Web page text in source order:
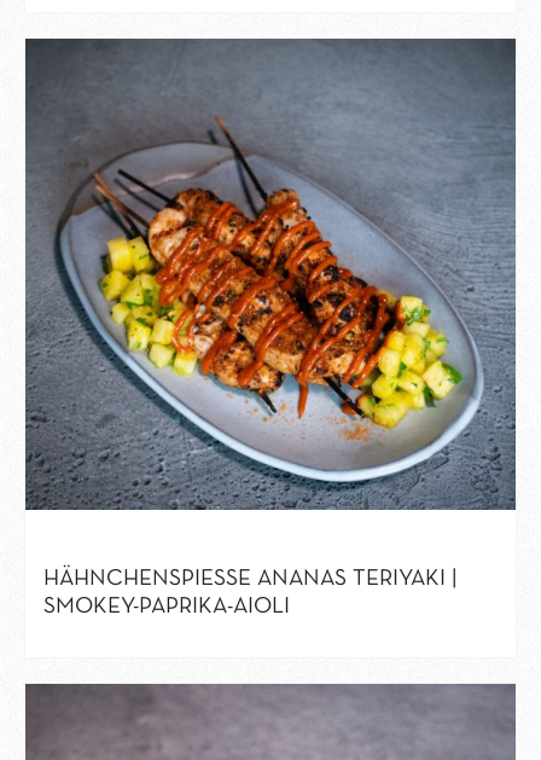
HÄHNCHENSPIESSE ANANAS TERIYAKI | S
MOKEY-PAPRIKA-AIOLI